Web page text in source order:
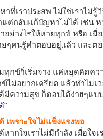
ที่เราประสพ ไม่ใช่เราไม่รู้
ต่กลับแก้ปัญหาไม่ได้ เช่น ห
อย่างไรให้หายทุกข์ หรือ เมื่
ยๆคนรู้คำตอบอยู่แล้ว และต
กข์ก็เริ่มจาง แค่หยุดคิดคว
ไม่อยากเครียด แล้วทำไมเว
มีความสุข ก็ตอบได้ง่ายๆแ
”
เพราะใจไม่แข็งแรงพอ
ากใจเราไม่มีกำลัง เมื่อใจ